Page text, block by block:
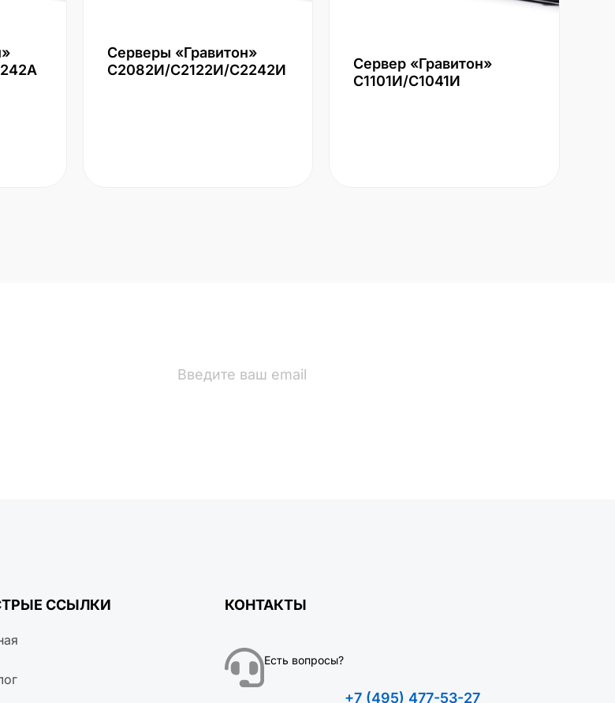
Серверы «Гравитон»
С2082И/С2122И/С2242И
Сервер «Гравитон»
С1101И/С1041И
ССЫЛКИ КОНТАКТЫ
Есть вопросы?
+7 (495) 477-53-27